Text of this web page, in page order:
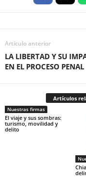
Artículo anterior
LA LIBERTAD Y SU
EN EL PROCESO PENAL
Artículos
Nuestras firmas
El viaje y sus sombras:
turismo, movilidad y
delito